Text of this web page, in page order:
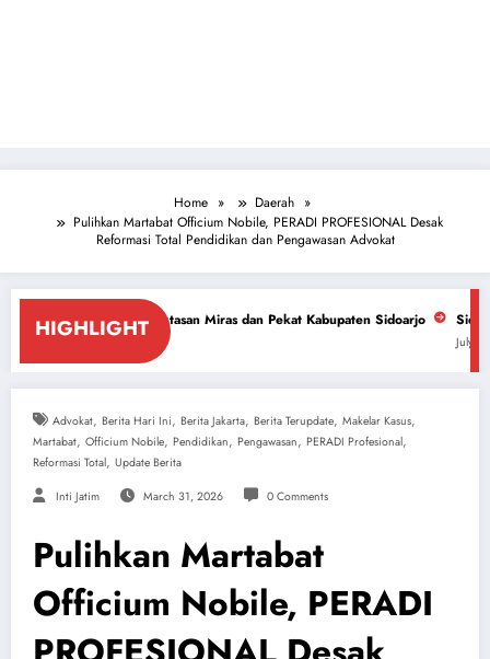
Home
Daerah
Pulihkan Martabat Officium Nobile, PERADI PROFESIONAL Desak
Reformasi Total Pendidikan dan Pengawasan Advokat
HIGHLIGHT
Miras dan Pekat Kabupaten Sidoarjo Sidoarjo Darurat Miras dan
Advokat, Berita Hari Ini, Berita Jakarta, Berita Terupdate, Makelar Kasus,
Martabat, Officium Nobile, Pendidikan, Pengawasan, PERADI Profesional,
Reformasi Total, Update Berita
Inti Jatim March 31, 2026 0 Comments
Pulihkan Martabat
Officium Nobile, PERADI